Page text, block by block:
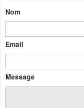
Nom
Email
Message